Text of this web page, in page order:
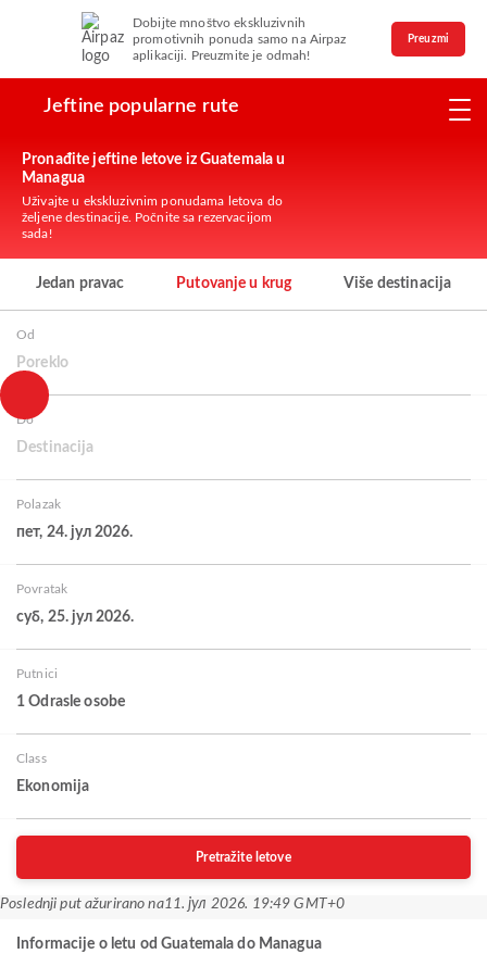
Dobijte mnoštvo ekskluzivnih
promotivnih ponuda samo na Airpaz
aplikaciji. Preuzmite je odmah!
Preuzmi
Jeftine popularne rute
Pronađite jeftine letove iz Guatemala u
Managua
Uživajte u ekskluzivnim ponudama letova do
željene destinacije. Počnite sa rezervacijom
sada!
Jedan pravac Putovanje u krug Više destinacija
Od
Poreklo
Do
Destinacija
Polazak
пет, 24. јул 2026.
Povratak
суб, 25. јул 2026.
Putnici
1 Odrasle osobe
Class
Ekonomija
Pretražite letove
Poslednji put ažurirano na11. јул 2026. 19:49 GMT+0
Informacije o letu od Guatemala do Managua